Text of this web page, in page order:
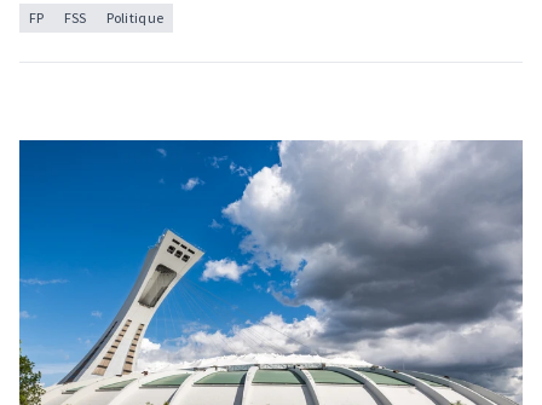
FP FSS Politique